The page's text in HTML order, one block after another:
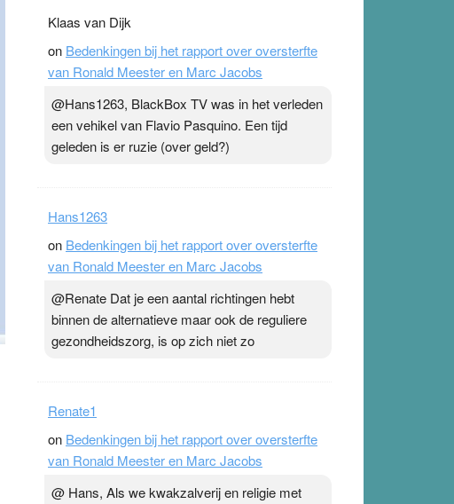
Klaas van Dijk
on Bedenkingen bij het rapport over oversterfte
van Ronald Meester en Marc Jacobs
@Hans1263, BlackBox TV was in het verleden
een vehikel van Flavio Pasquino. Een tijd
geleden is er ruzie (over geld?)
Hans1263
on Bedenkingen bij het rapport over oversterfte
van Ronald Meester en Marc Jacobs
@Renate Dat je een aantal richtingen hebt
binnen de alternatieve maar ook de reguliere
gezondheidszorg, is op zich niet zo
Renate1
on Bedenkingen bij het rapport over oversterfte
van Ronald Meester en Marc Jacobs
@ Hans, Als we kwakzalverij en religie met